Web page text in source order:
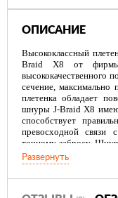
ОПИСАНИЕ
Высококлассный
Braid X8 от фирмы
высококачественного
сечение, максимально
плетенка обладает
шнуры J-Braid X8
способствует
превосходной связи
точному забросу.
истиранию, благодаря
различные подводные
в затрудненных
Развернуть